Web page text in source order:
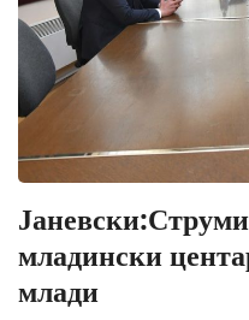
младински
млади